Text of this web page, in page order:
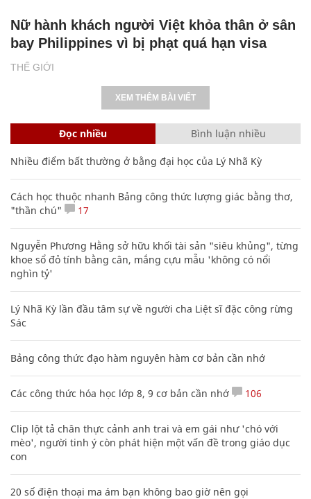
THẾ GIỚI
Nữ hành khách người Việt khỏa thân ở sân
bay Philippines vì bị phạt quá hạn visa
XEM THÊM BÀI VIẾT
Đọc nhiều Bình luận nhiều
Nhiều điểm bất thường ở bằng đại học của Lý Nhã Kỳ
Cách học thuộc nhanh Bảng công thức lượng giác bằng thơ,
"thần chú"
17
Nguyễn Phương Hằng sở hữu khối tài sản "siêu khủng", từng
khoe sổ đỏ tính bằng cân, mắng cựu mẫu 'không có nổi
nghìn tỷ'
Lý Nhã Kỳ lần đầu tâm sự về người cha Liệt sĩ đặc công rừng
Sác
Bảng công thức đạo hàm nguyên hàm cơ bản cần nhớ
Các công thức hóa học lớp 8, 9 cơ bản cần nhớ 106
Clip lột tả chân thực cảnh anh trai và em gái như 'chó với
mèo', người tinh ý còn phát hiện một vấn đề trong giáo dục
con
20 số điện thoại ma ám bạn không bao giờ nên gọi